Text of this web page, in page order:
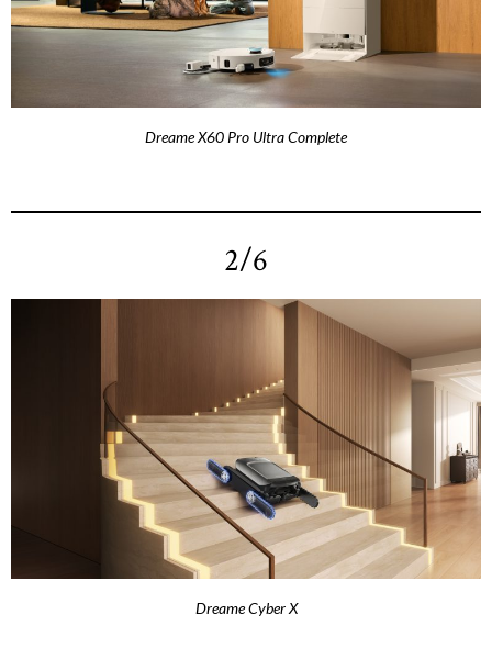
Dreame X60 Pro Ultra Complete
2/6
Dreame Cyber X